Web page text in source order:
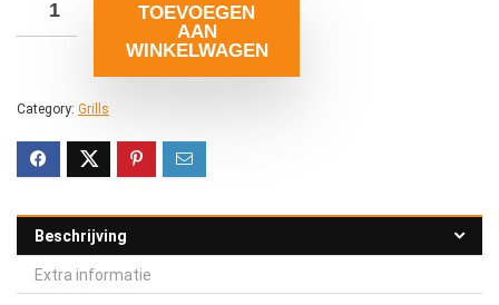
TOEVOEGEN
AAN
WINKELWAGEN
Category: Grills
Beschrijving
Extra informatie